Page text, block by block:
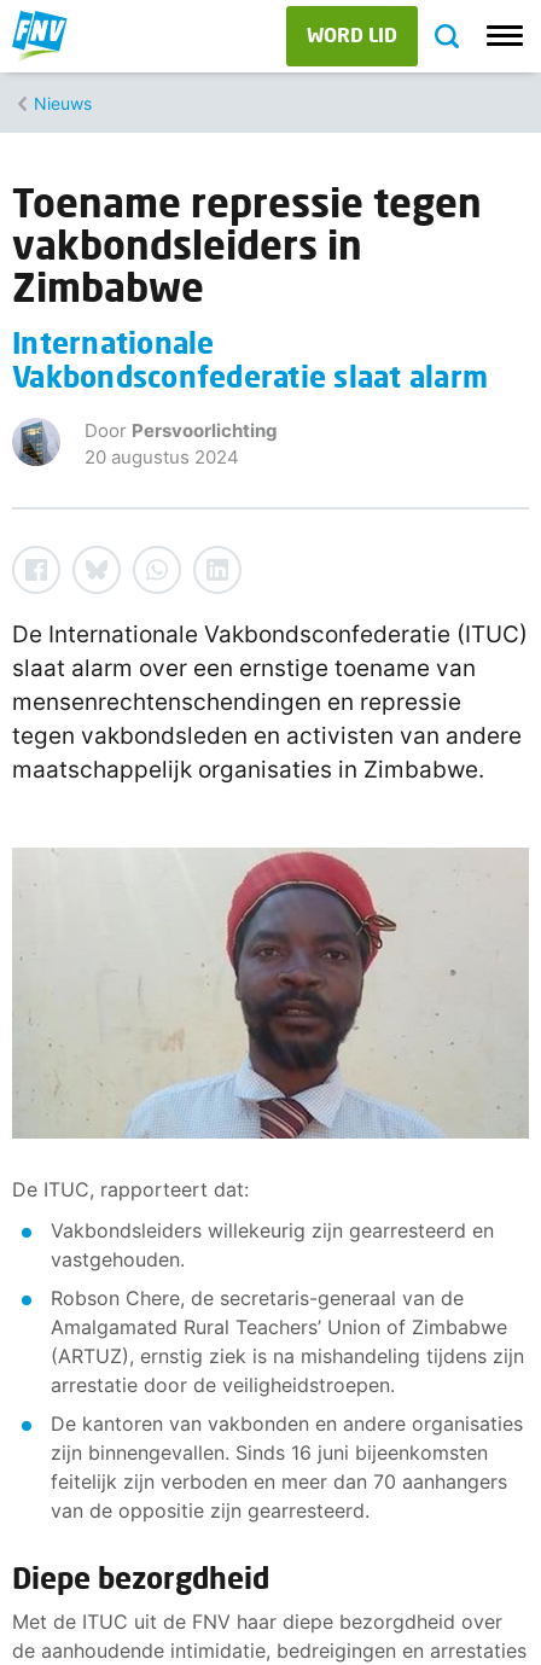
WORD LID
Nieuws
Toename repressie tegen
vakbondsleiders in
Zimbabwe
Internationale
Vakbondsconfederatie slaat alarm
Door Persvoorlichting
20 augustus 2024
De Internationale Vakbondsconfederatie (ITUC)
slaat alarm over een ernstige toename van
mensenrechtenschendingen en repressie
tegen vakbondsleden en activisten van andere
maatschappelijk organisaties in Zimbabwe.
De ITUC, rapporteert dat:
Vakbondsleiders willekeurig zijn gearresteerd en
vastgehouden.
Robson Chere, de secretaris-generaal van de
Amalgamated Rural Teachers’ Union of Zimbabwe
(ARTUZ), ernstig ziek is na mishandeling tijdens zijn
arrestatie door de veiligheidstroepen.
De kantoren van vakbonden en andere organisaties
zijn binnengevallen. Sinds 16 juni bijeenkomsten
feitelijk zijn verboden en meer dan 70 aanhangers
van de oppositie zijn gearresteerd.
Diepe bezorgdheid
Met de ITUC uit de FNV haar diepe bezorgdheid over
de aanhoudende intimidatie, bedreigingen en arrestaties